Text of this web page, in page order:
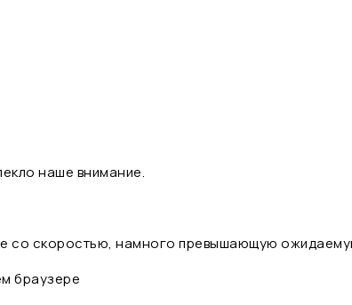
наше внимание.
со скоростью, намного превышающую
браузере